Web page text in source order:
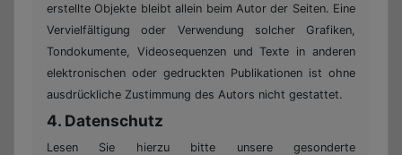
erstellte Objekte bleibt allein beim Autor der Seiten. Eine
Vervielfältigung oder Verwendung solcher Grafiken,
Tondokumente, Videosequenzen und Texte in anderen
elektronischen oder gedruckten Publikationen ist ohne
ausdrückliche Zustimmung des Autors nicht gestattet.
4. Datenschutz
Lesen Sie hierzu bitte unsere gesonderte